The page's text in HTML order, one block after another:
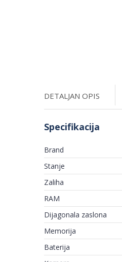
DETALJAN OPIS
Specifikacija
Brand
Stanje
Zaliha
RAM
Dijagonala zaslona
Memorija
Baterija